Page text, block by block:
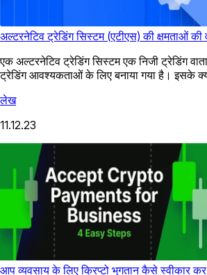
अल्टरनेटिव ट्रेडिंग सिस्टम (एटीएस) की क्षमताओं की
एक अल्टरनेटिव ट्रेडिंग सिस्टम एक निजी ट्रेडिंग
ट्रेडिंग आवश्यकताओं के लिए बनाया गया है। इसके
लेख
11.12.23
आप व्यवसाय के लिए क्रिप्टो भुगतान कैसे स्वीकार